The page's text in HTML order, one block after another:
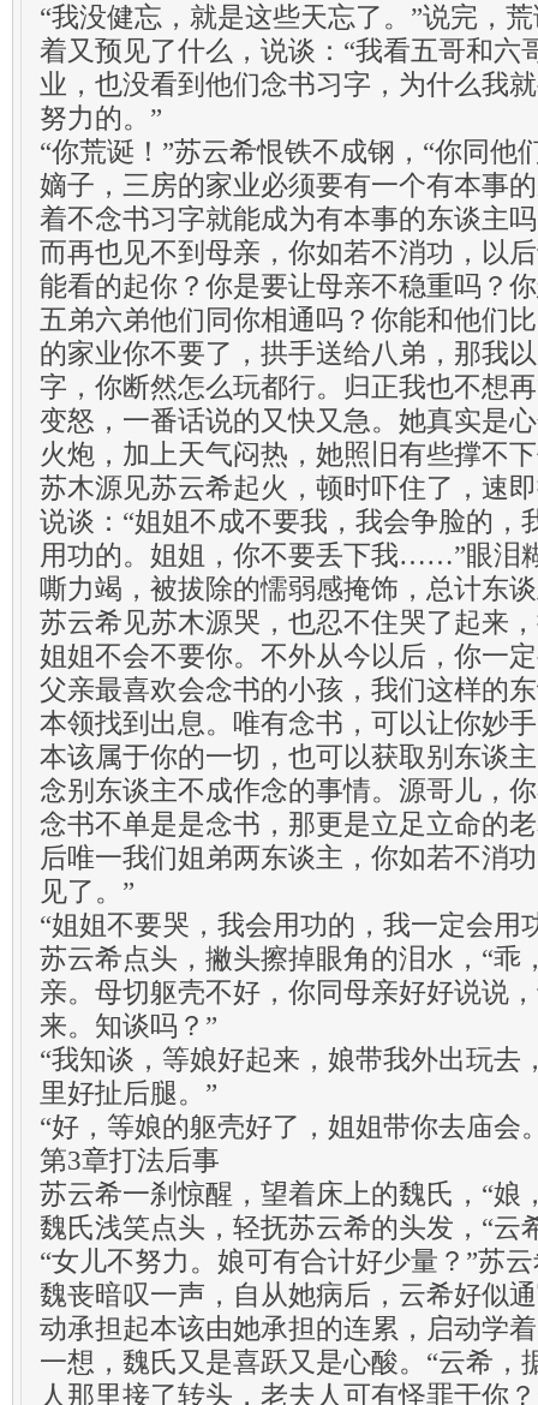
“我没健忘，就是这些天忘了。”说完，
着又预见了什么，说谈：“我看五哥和六
业，也没看到他们念书习字，为什么我
努力的。”
“你荒诞！”苏云希恨铁不成钢，“你同他
嫡子，三房的家业必须要有一个有本事
着不念书习字就能成为有本事的东谈主
而再也见不到母亲，你如若不消功，以
能看的起你？你是要让母亲不稳重吗？
五弟六弟他们同你相通吗？你能和他们
的家业你不要了，拱手送给八弟，那我
字，你断然怎么玩都行。归正我也不想
变怒，一番话说的又快又急。她真实是
火炮，加上天气闷热，她照旧有些撑不
苏木源见苏云希起火，顿时吓住了，速
说谈：“姐姐不成不要我，我会争脸的，
用功的。姐姐，你不要丢下我……”眼泪
嘶力竭，被拔除的懦弱感掩饰，总计东
苏云希见苏木源哭，也忍不住哭了起来
姐姐不会不要你。不外从今以后，你一
父亲最喜欢会念书的小孩，我们这样的
本领找到出息。唯有念书，可以让你妙
本该属于你的一切，也可以获取别东谈
念别东谈主不成作念的事情。源哥儿，
念书不单是是念书，那更是立足立命的
后唯一我们姐弟两东谈主，你如若不消
见了。”
“姐姐不要哭，我会用功的，我一定会用
苏云希点头，撇头擦掉眼角的泪水，“乖
亲。母切躯壳不好，你同母亲好好说说
来。知谈吗？”
“我知谈，等娘好起来，娘带我外出玩去
里好扯后腿。”
“好，等娘的躯壳好了，姐姐带你去庙会
第3章打法后事
苏云希一刹惊醒，望着床上的魏氏，“娘
魏氏浅笑点头，轻抚苏云希的头发，“云
“女儿不努力。娘可有合计好少量？”苏
魏丧暗叹一声，自从她病后，云希好似
动承担起本该由她承担的连累，启动学
一想，魏氏又是喜跃又是心酸。“云希，
人那里接了转头，老夫人可有怪罪于你